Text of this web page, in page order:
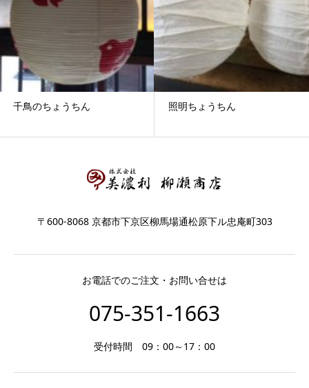
千鳥のちょうちん 照明ちょうちん
〒600-8068 京都市下京区柳馬場通松原下ル忠庵町303
お電話でのご注文・お問い合せは
075-351-1663
受付時間 09：00～17：00